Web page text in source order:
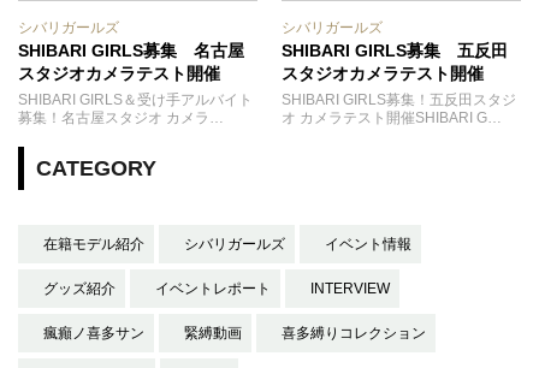
シバリガールズ
SHIBARI GIRLS募集 名古屋
スタジオカメラテスト開催
SHIBARI GIRLS＆受け手アルバイト
募集！名古屋スタジオ カメラ…
シバリガールズ
SHIBARI GIRLS募集 五反田
スタジオカメラテスト開催
SHIBARI GIRLS募集！五反田スタジ
オ カメラテスト開催SHIBARI G…
CATEGORY
在籍モデル紹介 シバリガールズ イベント情報
グッズ紹介 イベントレポート INTERVIEW
瘋癲ノ喜多サン 緊縛動画 喜多縛りコレクション